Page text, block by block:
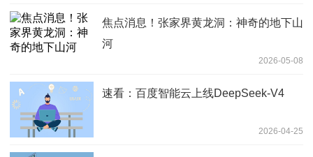
焦点消息！张家界黄龙洞：神奇的地下山
河
2026-05-08
速看：百度智能云上线DeepSeek-V4
2026-04-25